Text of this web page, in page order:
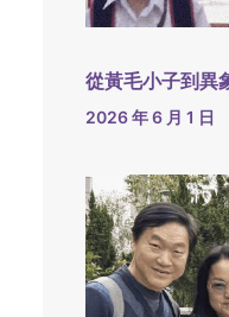
從黃毛小子到異
2026 年 6 月 1 日